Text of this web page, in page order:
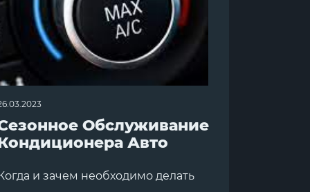
Обслуживание
Авто
и зачем необходимо делать